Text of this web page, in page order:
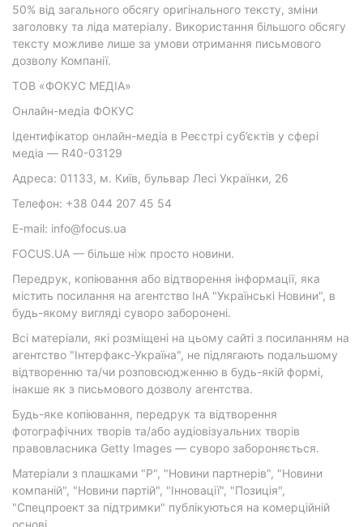
50% від загального обсягу оригінального тексту, зміни
заголовку та ліда матеріалу. Використання більшого обсягу
тексту можливе лише за умови отримання письмового
дозволу Компанії.
ТОВ «ФОКУС МЕДІА»
Онлайн-медіа ФОКУС
Ідентифікатор онлайн-медіа в Реєстрі суб’єктів у сфері
медіа — R40-03129
Адреса: 01133, м. Київ, бульвар Лесі Українки, 26
Телефон: +38 044 207 45 54
E-mail: info@focus.ua
FOCUS.UA — більше ніж просто новини.
Передрук, копіювання або відтворення інформації, яка
містить посилання на агентство ІнА "Українські Новини", в
будь-якому вигляді суворо заборонені.
Всі матеріали, які розміщені на цьому сайті з посиланням на
агентство "Інтерфакс-Україна", не підлягають подальшому
відтворенню та/чи розповсюдженню в будь-якій формі,
інакше як з письмового дозволу агентства.
Будь-яке копіювання, передрук та відтворення
фотографічних творів та/або аудіовізуальних творів
правовласника Getty Images — суворо забороняється.
Матеріали з плашками "Р", "Новини партнерів", "Новини
компаній", "Новини партій", "Інновації", "Позиція",
"Спецпроект за підтримки" публікуються на комерційній
основі.